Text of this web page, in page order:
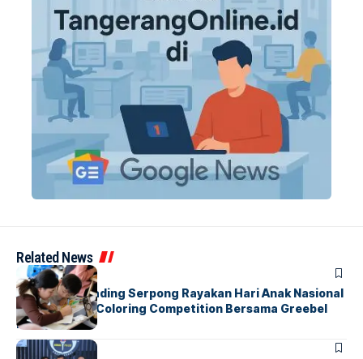
Related News
BERITAINDEX
Atria Hotel Gading Serpong Rayakan Hari Anak Nasional
Lewat Family Coloring Competition Bersama Greebel
Indonesia
BERITA